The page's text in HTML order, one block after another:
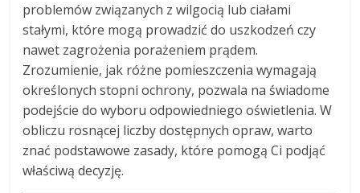
problemów związanych z wilgocią lub ciałami
stałymi, które mogą prowadzić do uszkodzeń czy
nawet zagrożenia porażeniem prądem.
Zrozumienie, jak różne pomieszczenia wymagają
określonych stopni ochrony, pozwala na świadome
podejście do wyboru odpowiedniego oświetlenia. W
obliczu rosnącej liczby dostępnych opraw, warto
znać podstawowe zasady, które pomogą Ci podjąć
właściwą decyzję.